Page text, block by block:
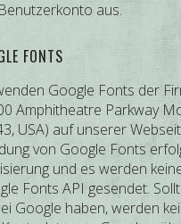
aus.
FONTS
Google Fonts der
Amphitheatre Parkway
USA) auf unserer
von Google Fonts
und es werden
Fonts API gesendet.
Google haben, werden